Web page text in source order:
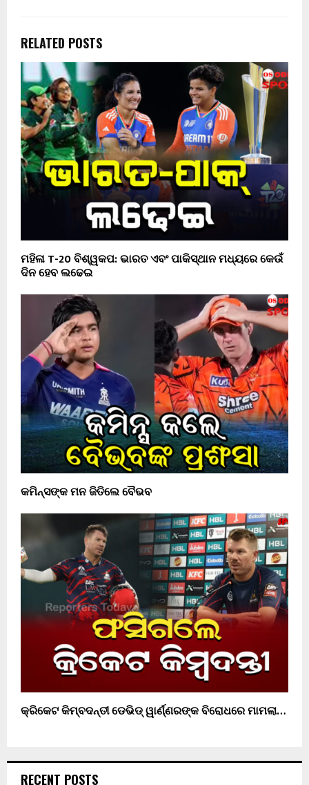
RELATED POSTS
ମହିଳା T-20 ବିଶ୍ୱକପ: ଭାରତ ଏବଂ ପାକିସ୍ଥାନ ମଧ୍ୟରେ କେଉଁ
ଦିନ ହେବ ଲଢେଇ
କମିନ୍ସଙ୍କ ମନ ଜିତିଲେ ବୈଭବ
କ୍ରିକେଟ କିମ୍ବଦନ୍ତୀ ଡେଭିଡ୍ ୱାର୍ଣ୍ଣରଙ୍କ ବିରୋଧରେ ମାମଲା…
RECENT POSTS